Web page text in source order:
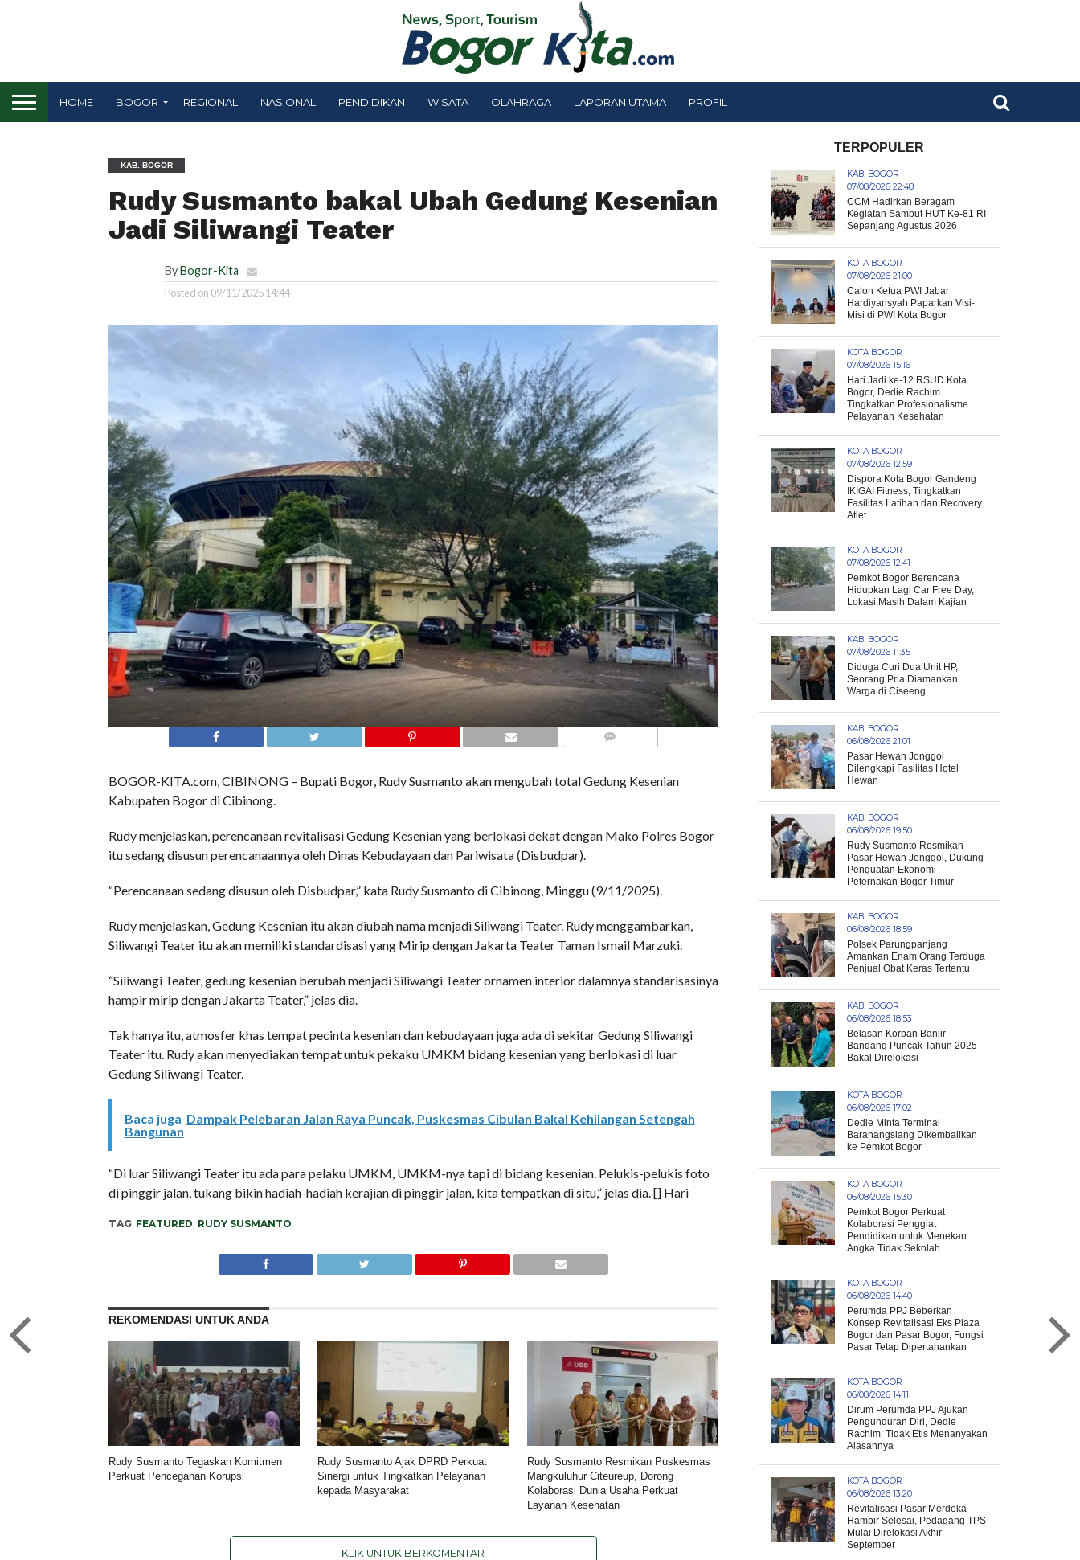
HOME BOGOR REGIONAL NASIONAL PENDIDIKAN WISATA OLAHRAGA LAPORAN UTAMA PROFIL
KAB. BOGOR
Rudy Susmanto bakal Ubah Gedung Kesenian
Jadi Siliwangi Teater
ByBogor-Kita
Posted on 09/11/2025 14:44
BOGOR-KITA.com, CIBINONG – Bupati Bogor, Rudy Susmanto akan mengubah total Gedung Kesenian
Kabupaten Bogor di Cibinong.
Rudy menjelaskan, perencanaan revitalisasi Gedung Kesenian yang berlokasi dekat dengan Mako Polres Bogor
itu sedang disusun perencanaannya oleh Dinas Kebudayaan dan Pariwisata (Disbudpar).
“Perencanaan sedang disusun oleh Disbudpar,” kata Rudy Susmanto di Cibinong, Minggu (9/11/2025).
Rudy menjelaskan, Gedung Kesenian itu akan diubah nama menjadi Siliwangi Teater. Rudy menggambarkan,
Siliwangi Teater itu akan memiliki standardisasi yang Mirip dengan Jakarta Teater Taman Ismail Marzuki.
“Siliwangi Teater, gedung kesenian berubah menjadi Siliwangi Teater ornamen interior dalamnya standarisasinya
hampir mirip dengan Jakarta Teater,” jelas dia.
Tak hanya itu, atmosfer khas tempat pecinta kesenian dan kebudayaan juga ada di sekitar Gedung Siliwangi
Teater itu. Rudy akan menyediakan tempat untuk pekaku UMKM bidang kesenian yang berlokasi di luar
Gedung Siliwangi Teater.
Baca juga Dampak Pelebaran Jalan Raya Puncak, Puskesmas Cibulan Bakal Kehilangan Setengah
Bangunan
“Di luar Siliwangi Teater itu ada para pelaku UMKM, UMKM-nya tapi di bidang kesenian. Pelukis-pelukis foto
di pinggir jalan, tukang bikin hadiah-hadiah kerajian di pinggir jalan, kita tempatkan di situ,” jelas dia. [] Hari
TAG FEATURED, RUDY SUSMANTO
REKOMENDASI UNTUK ANDA
Rudy Susmanto Tegaskan Komitmen
Perkuat Pencegahan Korupsi
Rudy Susmanto Ajak DPRD Perkuat
Sinergi untuk Tingkatkan Pelayanan
kepada Masyarakat
Rudy Susmanto Resmikan Puskesmas
Mangkuluhur Citeureup, Dorong
Kolaborasi Dunia Usaha Perkuat
Layanan Kesehatan
KLIK UNTUK BERKOMENTAR
TERPOPULER
KAB. BOGOR
07/08/2026 22:48
CCM Hadirkan Beragam
Kegiatan Sambut HUT Ke-81 RI
Sepanjang Agustus 2026
KOTA BOGOR
07/08/2026 21:00
Calon Ketua PWI Jabar
Hardiyansyah Paparkan Visi-
Misi di PWI Kota Bogor
KOTA BOGOR
07/08/2026 15:16
Hari Jadi ke-12 RSUD Kota
Bogor, Dedie Rachim
Tingkatkan Profesionalisme
Pelayanan Kesehatan
KOTA BOGOR
07/08/2026 12:59
Dispora Kota Bogor Gandeng
IKIGAI Fitness, Tingkatkan
Fasilitas Latihan dan Recovery
Atlet
KOTA BOGOR
07/08/2026 12:41
Pemkot Bogor Berencana
Hidupkan Lagi Car Free Day,
Lokasi Masih Dalam Kajian
KAB. BOGOR
07/08/2026 11:35
Diduga Curi Dua Unit HP,
Seorang Pria Diamankan
Warga di Ciseeng
KAB. BOGOR
06/08/2026 21:01
Pasar Hewan Jonggol
Dilengkapi Fasilitas Hotel
Hewan
KAB. BOGOR
06/08/2026 19:50
Rudy Susmanto Resmikan
Pasar Hewan Jonggol, Dukung
Penguatan Ekonomi
Peternakan Bogor Timur
KAB. BOGOR
06/08/2026 18:59
Polsek Parungpanjang
Amankan Enam Orang Terduga
Penjual Obat Keras Tertentu
KAB. BOGOR
06/08/2026 18:53
Belasan Korban Banjir
Bandang Puncak Tahun 2025
Bakal Direlokasi
KOTA BOGOR
06/08/2026 17:02
Dedie Minta Terminal
Baranangsiang Dikembalikan
ke Pemkot Bogor
KOTA BOGOR
06/08/2026 15:30
Pemkot Bogor Perkuat
Kolaborasi Penggiat
Pendidikan untuk Menekan
Angka Tidak Sekolah
KOTA BOGOR
06/08/2026 14:40
Perumda PPJ Beberkan
Konsep Revitalisasi Eks Plaza
Bogor dan Pasar Bogor, Fungsi
Pasar Tetap Dipertahankan
KOTA BOGOR
06/08/2026 14:11
Dirum Perumda PPJ Ajukan
Pengunduran Diri, Dedie
Rachim: Tidak Etis Menanyakan
Alasannya
KOTA BOGOR
06/08/2026 13:20
Revitalisasi Pasar Merdeka
Hampir Selesai, Pedagang TPS
Mulai Direlokasi Akhir
September